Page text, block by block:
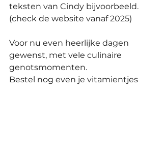
teksten van Cindy bijvoorbeeld.
(check de website vanaf 2025)
Voor nu even heerlijke dagen
gewenst, met vele culinaire
genotsmomenten.
Bestel nog even je vitamientjes